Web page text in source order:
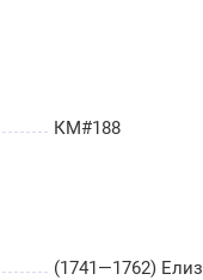
КМ#188
(1741—1762)